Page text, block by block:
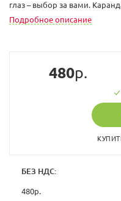
глаз – выбор за вами.
даже чувствительным
Подробное описание
480р.
БЕЗ НДС:
480р.